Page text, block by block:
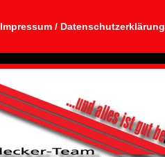
Impressum / Datenschutzerklärung